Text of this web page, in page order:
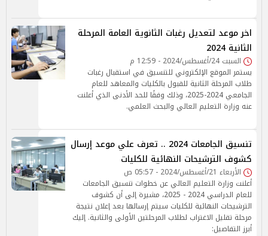
اخر موعد لتعديل رغبات الثانوية العامة المرحلة
الثانية 2024
السبت 24/أغسطس/2024 - 12:59 م
يستمر الموقع الإلكتروني للتنسيق في استقبال رغبات
طلاب المرحلة الثانية للقبول بالكليات والمعاهد للعام
الجامعي 2024-2025، وذلك وفقًا للحد الأدنى الذي أعلنت
عنه وزارة التعليم العالي والبحث العلمي.
تنسيق الجامعات 2024 .. تعرف علي موعد إرسال
كشوف الترشيحات النهائية للكليات
الأربعاء 21/أغسطس/2024 - 05:57 ص
أعلنت وزارة التعليم العالي عن خطوات تنسيق الجامعات
للعام الدراسي 2024 - 2025، مشيرة إلى أن كشوف
الترشيحات النهائية للكليات سيتم إرسالها بعد إعلان نتيجة
مرحلة تقليل الاغتراب لطلاب المرحلتين الأولى والثانية. إليك
أبرز التفاصيل: